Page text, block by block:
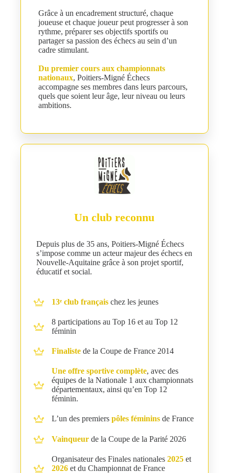
Grâce à un encadrement structuré, chaque
joueuse et chaque joueur peut progresser à son
rythme, préparer ses objectifs sportifs ou
partager sa passion des échecs au sein d’un
cadre stimulant.
Du premier cours aux championnats
nationaux, Poitiers-Migné Échecs
accompagne ses membres dans leurs parcours,
quels que soient leur âge, leur niveau ou leurs
ambitions.
Un club reconnu
Depuis plus de 35 ans, Poitiers-Migné Échecs
s’impose comme un acteur majeur des échecs en
Nouvelle-Aquitaine grâce à son projet sportif,
éducatif et social.
13ᵉ club français chez les jeunes
8 participations au Top 16 et au Top 12
féminin
Finaliste de la Coupe de France 2014
Une offre sportive complète, avec des
équipes de la Nationale 1 aux championnats
départementaux, ainsi qu’en Top 12
féminin.
L’un des premierspôles féminins de France
Vainqueur de la Coupe de la Parité 2026
Organisateur des Finales nationales2025 et
2026 et du Championnat de France